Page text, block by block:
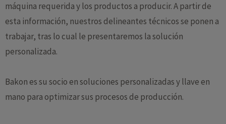
máquina requerida y los productos a producir. A partir de
esta información, nuestros delineantes técnicos se ponen a
trabajar, tras lo cual le presentaremos la solución
personalizada.
Bakon es su socio en soluciones personalizadas y llave en
mano para optimizar sus procesos de producción.